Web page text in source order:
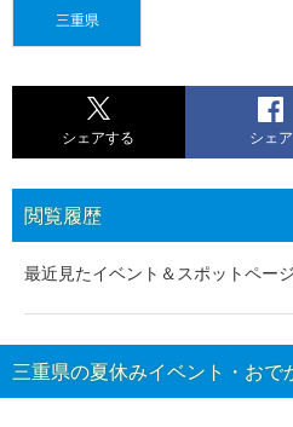
三重県
シェアする シェア
閲覧履歴
最近見たイベント＆スポットペー
三重県の夏休みイベント・おで